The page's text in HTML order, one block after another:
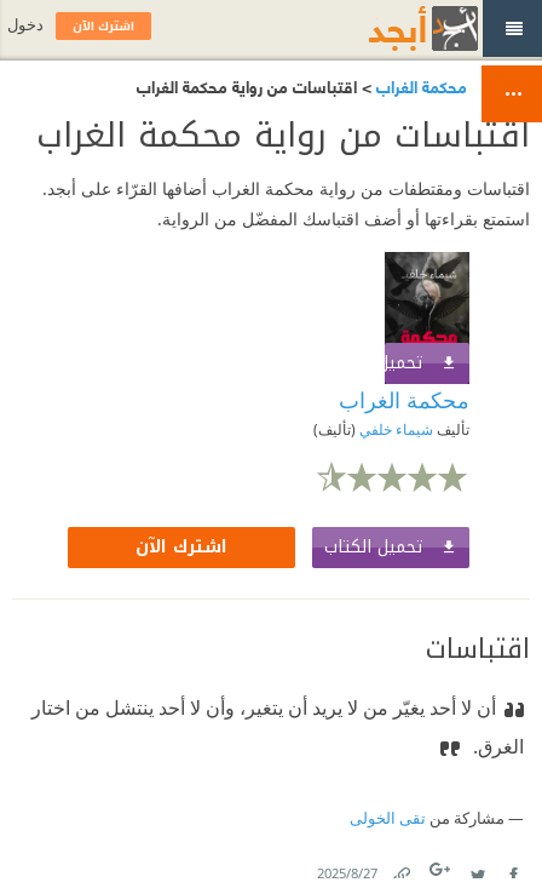
محكمة الغراب> اقتباسات من رواية محكمة الغراب
اقتباسات من رواية محكمة الغراب
اقتباسات ومقتطفات من رواية محكمة الغراب أضافها القرّاء على أبجد.
استمتع بقراءتها أو أضف اقتباسك المفضّل من الرواية.
تحميل الكتاب
محكمة الغراب
تأليف شيماء خلفي (تأليف)
تحميل الكتاب اشترك الآن
اقتباسات
أن لا أحد يغيّر من لا يريد أن يتغير، وأن لا أحد ينتشل من اختار
الغرق. ‏
مشاركة من تقى الخولى
27‏/8‏/2025
اشترك الآن دخول